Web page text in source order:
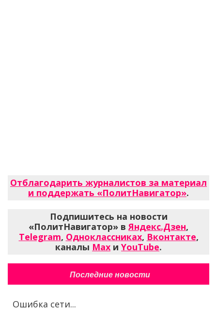
Отблагодарить журналистов за материал
и поддержать «ПолитНавигатор».
Подпишитесь на новости
«ПолитНавигатор» вЯндекс.Дзен,
Telegram, Одноклассниках, Вконтакте,
каналы Max и YouTube.
Последние новости
Ошибка сети...